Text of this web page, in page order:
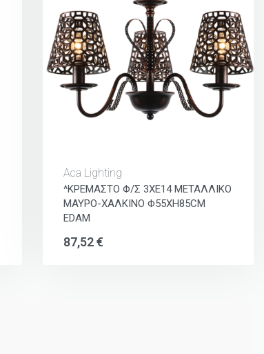
Aca Lighting
^ΚΡΕΜΑΣΤΟ Φ/Σ 3ΧΕ14 ΜΕΤΑΛΛΙΚΟ
ΜΑΥΡΟ-ΧΑΛΚΙΝΟ Φ55ΧΗ85CM
EDAM
87,52€